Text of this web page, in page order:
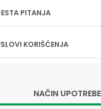
PITANJA
KORIŠĆENJA
NAČIN UPOTREBE